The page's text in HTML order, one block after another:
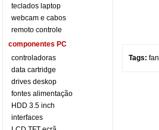
teclados laptop
webcam e cabos
remoto controle
componentes PC
controladoras
data cartridge
drives deskop
fontes alimentação
HDD 3.5 inch
interfaces
Tags: fan